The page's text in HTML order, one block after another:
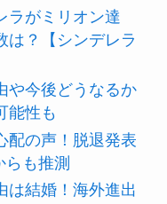
ラがミリオン達
は？【シンデレラ
や今後どうなるか
能性も
配の声！脱退発表
も推測
は結婚！海外進出